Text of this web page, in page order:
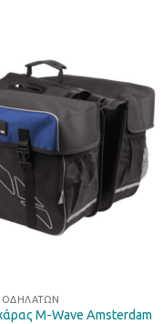
στη Λίστα
Επιθυμιών
M-Wave Amsterdam